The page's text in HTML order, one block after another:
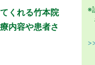
くれる竹本院
内容や患者さ
※